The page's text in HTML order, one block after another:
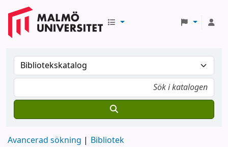
Avancerad sökning Bibliotek